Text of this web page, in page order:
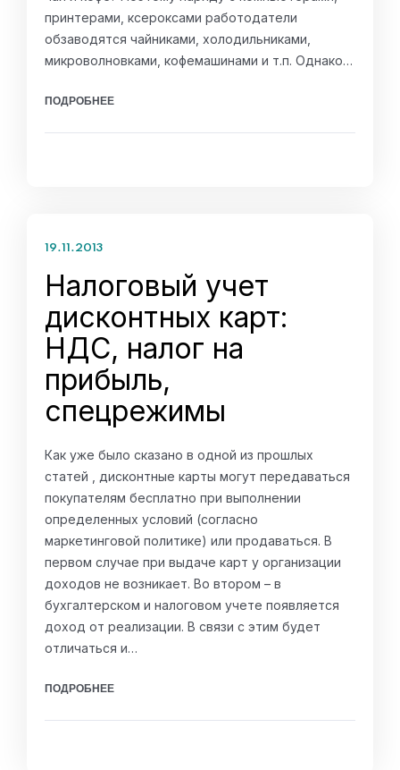
принтерами, ксероксами работодатели
обзаводятся чайниками, холодильниками,
микроволновками, кофемашинами и т.п. Однако…
ПОДРОБНЕЕ
19.11.2013
Налоговый учет
дисконтных карт:
НДС, налог на
прибыль,
спецрежимы
Как уже было сказано в одной из прошлых
статей , дисконтные карты могут передаваться
покупателям бесплатно при выполнении
определенных условий (согласно
маркетинговой политике) или продаваться. В
первом случае при выдаче карт у организации
доходов не возникает. Во втором – в
бухгалтерском и налоговом учете появляется
доход от реализации. В связи с этим будет
отличаться и…
ПОДРОБНЕЕ